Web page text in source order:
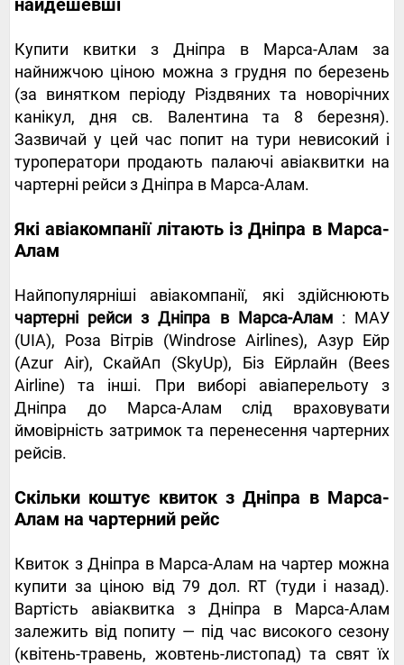
найдешевші
Купити квитки з Дніпра в Марса-Алам за
найнижчою ціною можна з грудня по березень
(за винятком періоду Різдвяних та новорічних
канікул, дня св. Валентина та 8 березня).
Зазвичай у цей час попит на тури невисокий і
туроператори продають палаючі авіаквитки на
чартерні рейси з Дніпра в Марса-Алам.
Які авіакомпанії літають із Дніпра в Марса-
Алам
Найпопулярніші авіакомпанії, які здійснюють
чартерні рейси з Дніпра в Марса-Алам: МАУ
(UIA), Роза Вітрів (Windrose Airlines), Азур Ейр
(Azur Air), СкайАп (SkyUp), Біз Ейрлайн (Bees
Airline) та інші. При виборі авіаперельоту з
Дніпра до Марса-Алам слід враховувати
ймовірність затримок та перенесення чартерних
рейсів.
Скільки коштує квиток з Дніпра в Марса-
Алам на чартерний рейс
Квиток з Дніпра в Марса-Алам на чартер можна
купити за ціною від 79 дол. RT (туди і назад).
Вартість авіаквитка з Дніпра в Марса-Алам
залежить від попиту — під час високого сезону
(квітень-травень, жовтень-листопад) та свят їх